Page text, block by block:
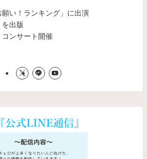
願い！ランキング」に出演
を出版
コンサート開催